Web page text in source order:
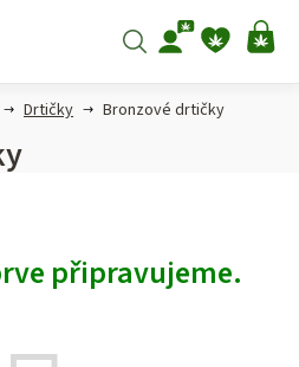
Hledat
Drtičky Bronzové drtičky
připravujeme.